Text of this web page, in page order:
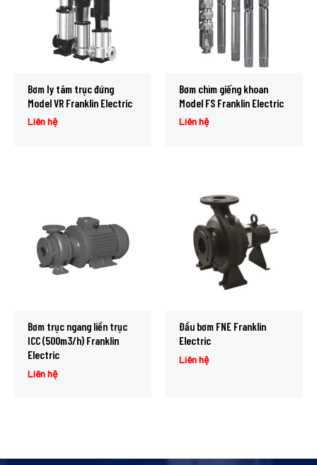
Bơm ly tâm trục đứng
Model VR Franklin Electric
Liên hệ
Bơm chìm giếng khoan
Model FS Franklin Electric
Liên hệ
Bơm trục ngang liền trục
ICC (500m3/h) Franklin
Electric
Liên hệ
Đầu bơm FNE Franklin
Electric
Liên hệ